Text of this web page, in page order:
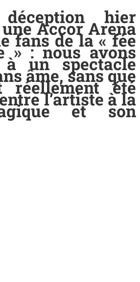
hier
Accor Arena
fans de la « fée
» : nous avons
un spectacle
âme, sans que
réellement été
l’artiste à la
et son